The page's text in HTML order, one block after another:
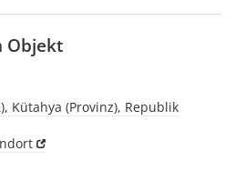
Objekt
Kütahya (Provinz), Republik